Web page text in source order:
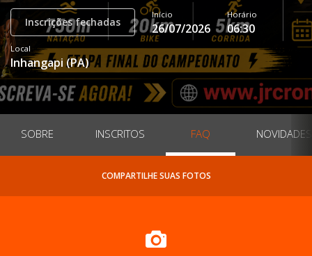
Inscrições fechadas
Início
26/07/2026
Horário
06:30
Local
Inhangapi (PA)
SOBRE INSCRITOS FAQ NOVIDADES
COMPARTILHE SUAS FOTOS